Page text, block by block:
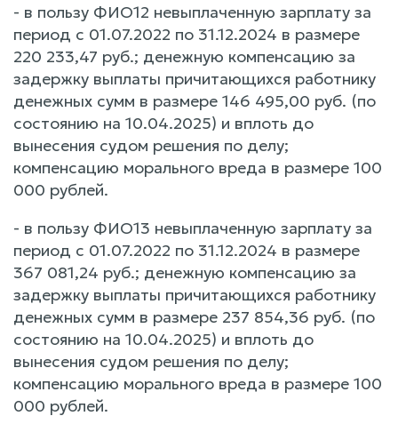
- в пользу ФИО12 невыплаченную зарплату за
период с 01.07.2022 по 31.12.2024 в размере
220 233,47 руб.; денежную компенсацию за
задержку выплаты причитающихся работнику
денежных сумм в размере 146 495,00 руб. (по
состоянию на 10.04.2025) и вплоть до
вынесения судом решения по делу;
компенсацию морального вреда в размере 100
000 рублей.
- в пользу ФИО13 невыплаченную зарплату за
период с 01.07.2022 по 31.12.2024 в размере
367 081,24 руб.; денежную компенсацию за
задержку выплаты причитающихся работнику
денежных сумм в размере 237 854,36 руб. (по
состоянию на 10.04.2025) и вплоть до
вынесения судом решения по делу;
компенсацию морального вреда в размере 100
000 рублей.